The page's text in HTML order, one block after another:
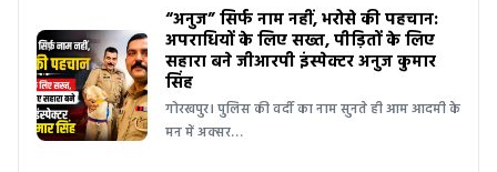
“अनुज” सिर्फ नाम नहीं, भरोसे की पहचान:
अपराधियों के लिए सख्त, पीड़ितों के लिए
सहारा बने जीआरपी इंस्पेक्टर अनुज कुमार
सिंह
गोरखपुर। पुलिस की वर्दी का नाम सुनते ही आम आदमी के
मन में अक्सर…